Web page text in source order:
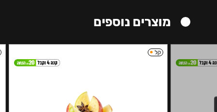
מוצרים נוספים
קל